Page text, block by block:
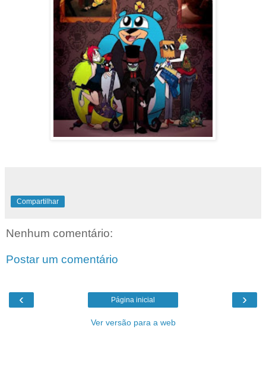
Compartilhar
Nenhum comentário:
Postar um comentário
‹ ›
Página inicial
Ver versão para a web